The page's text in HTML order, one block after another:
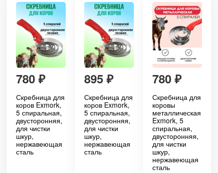
780 ₽
Скребница для
коров Exmork,
5 спиральная,
двусторонняя,
для чистки
шкур,
нержавеющая
сталь
895 ₽
Скребница для
коров Exmork,
5 спиральная,
двусторонняя,
для чистки
шкур,
нержавеющая
сталь
780 ₽
Скребница для
коровы
металлическая
Exmork, 5
спиральная,
двусторонняя,
для чистки
шкур,
нержавеющая
сталь